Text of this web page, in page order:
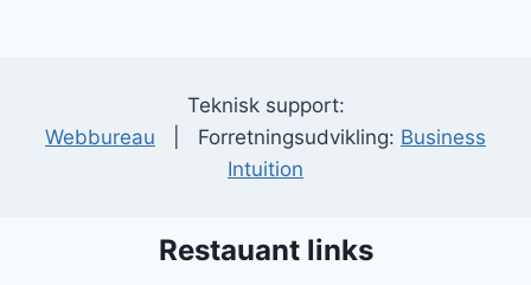
Teknisk support:
Webbureau | Forretningsudvikling: Business
Intuition
Restauant links